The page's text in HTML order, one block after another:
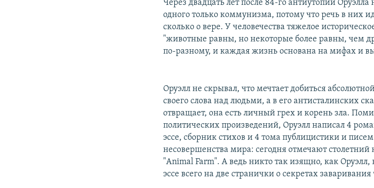
Через двадцать лет после 84-го антиутопии
одного только коммунизма, потому что речь в них
сколько о вере. У человечества тяжелое
"животные равны, но некоторые более равны, чем
по-разному, и каждая жизнь основана на мифах и
Оруэлл не скрывал, что мечтает добиться
своего слова над людьми, а в его антисталинских
отвращает, она есть личный грех и корень зла.
политических произведений, Оруэлл написал 4
эссе, сборник стихов и 4 тома публицистики и
несовершенства мира: сегодня отмечают столетний
"Animal Farm". А ведь никто так изящно, как Оруэлл,
эссе всего на две странички о секретах заваривания